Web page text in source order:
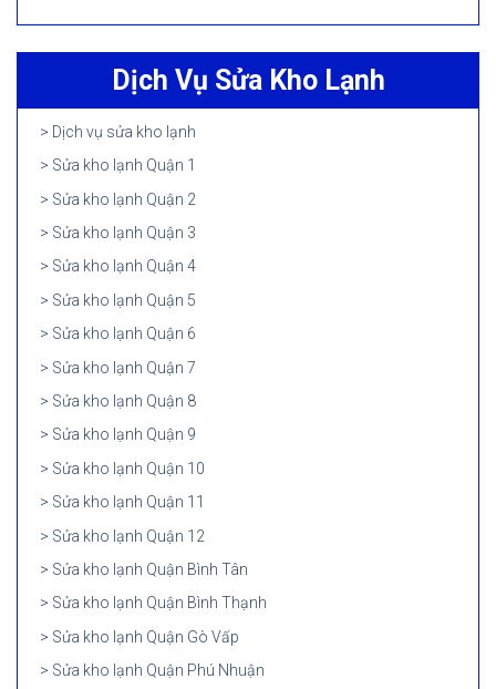
Dịch Vụ Sửa Kho Lạnh
Dịch vụ sửa kho lạnh
Sửa kho lạnh Quận 1
Sửa kho lạnh Quận 2
Sửa kho lạnh Quận 3
Sửa kho lạnh Quận 4
Sửa kho lạnh Quận 5
Sửa kho lạnh Quận 6
Sửa kho lạnh Quận 7
Sửa kho lạnh Quận 8
Sửa kho lạnh Quận 9
Sửa kho lạnh Quận 10
Sửa kho lạnh Quận 11
Sửa kho lạnh Quận 12
Sửa kho lạnh Quận Bình Tân
Sửa kho lạnh Quận Bình Thạnh
Sửa kho lạnh Quận Gò Vấp
Sửa kho lạnh Quận Phú Nhuận